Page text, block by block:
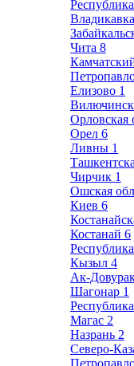
Чита 8
Елизово 1
Вилючинск
Орловская
Орел 6
Ливны 1
Чирчик 1
Ошская
Киев 6
Костанай 6
Кызыл 4
Ак-
Шагонар 1
Магас 2
Назрань 2
Северо-